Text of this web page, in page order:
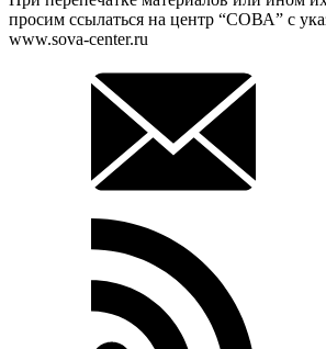
просим ссылаться на центр “СОВА” с
www.sova-center.ru